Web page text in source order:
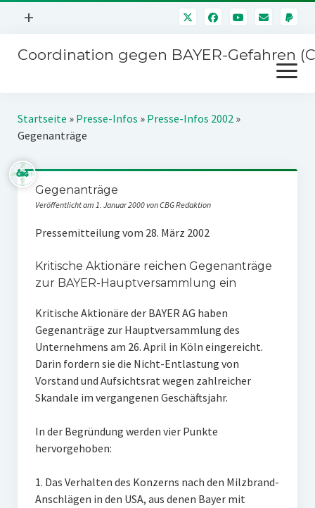
Menü
+
Mitmachen
Über uns
Kontakt
Impressum
Coordination gegen BAYER-Gefahren
Menü
öffnen
Kampagnen
Stichwort BAYER
Jahrestagung
SPENDEN
Startseite » Presse-Infos » Presse-Infos 2002»
Gegenanträge
Gegenanträge
Veröffentlicht am 1. Januar 2000 von CBG Redaktion
Pressemitteilung vom 28. März 2002
Kritische Aktionäre reichen Gegenanträge
zur BAYER-Hauptversammlung ein
Kritische Aktionäre der BAYER AG haben
Gegenanträge zur Hauptversammlung des
Unternehmens am 26. April in Köln eingereicht.
Darin fordern sie die Nicht-Entlastung von
Vorstand und Aufsichtsrat wegen zahlreicher
Skandale im vergangenen Geschäftsjahr.
In der Begründung werden vier Punkte
hervorgehoben:
1. Das Verhalten des Konzerns nach den Milzbrand-
Anschlägen in den USA, aus denen Bayer mit